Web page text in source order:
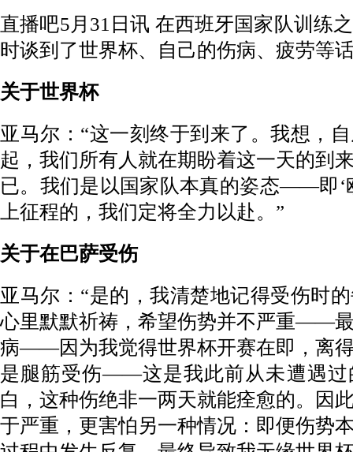
直播吧5月31日讯 在西班牙国家队训练
时谈到了世界杯、自己的伤病、疲劳等
关于世界杯
亚马尔：“这一刻终于到来了。我想，
起，我们所有人就在期盼着这一天的到
已。我们是以国家队本真的姿态——即
上征程的，我们定将全力以赴。”
关于在巴萨受伤
亚马尔：“是的，我清楚地记得受伤时
心里默默祈祷，希望伤势并不严重——
病——因为我觉得世界杯开赛在即，离
是腿筋受伤——这是我此前从未遭遇
白，这种伤绝非一两天就能痊愈的。因
于严重，更害怕另一种情况：即便伤势